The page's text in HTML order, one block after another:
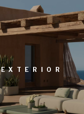
EXTERIOR